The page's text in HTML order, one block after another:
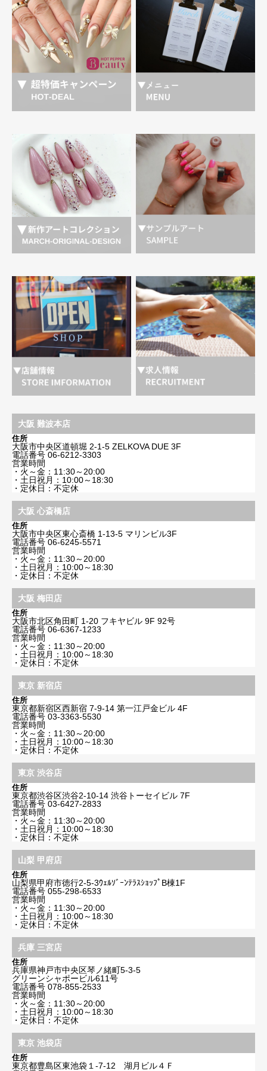
大阪 難波本店
住所
大阪市中央区道頓堀 2-1-5 ZELKOVA DUE 3F
電話番号 06-6212-3303
営業時間
・火～金：11:30～20:00
・土日祝月：10:00～18:30
・定休日：不定休
大阪 心斎橋店
住所
大阪市中央区東心斎橋 1-13-5 マリンビル3F
電話番号 06-6245-5571
営業時間
・火～金：11:30～20:00
・土日祝月：10:00～18:30
・定休日：不定休
大阪 梅田店
住所
大阪市北区角田町 1-20 フキヤビル 9F 92号
電話番号 06-6367-1233
営業時間
・火～金：11:30～20:00
・土日祝月：10:00～18:30
・定休日：不定休
東京 新宿店
住所
東京都新宿区西新宿 7-9-14 第一江戸金ビル 4F
電話番号 03-3363-5530
営業時間
・火～金：11:30～20:00
・土日祝月：10:00～18:30
・定休日：不定休
東京 渋谷店
住所
東京都渋谷区渋谷2-10-14 渋谷トーセイビル 7F
電話番号 03-6427-2833
営業時間
・火～金：11:30～20:00
・土日祝月：10:00～18:30
・定休日：不定休
山梨 甲府店
住所
山梨県甲府市徳行2-5-3ｳｪﾙｿﾞｰﾝﾃﾗｽｼｮｯﾌﾟB棟1F
電話番号 055-298-6533
営業時間
・火～金：11:30～20:00
・土日祝月：10:00～18:30
・定休日：不定休
兵庫 三宮店
住所
兵庫県神戸市中央区琴ノ緒町5-3-5
グリーンシャポービル611号
電話番号 078-855-2533
営業時間
・火～金：11:30～20:00
・土日祝月：10:00～18:30
・定休日：不定休
東京 池袋店
住所
東京都豊島区東池袋１-7-12 湖月ビル４Ｆ